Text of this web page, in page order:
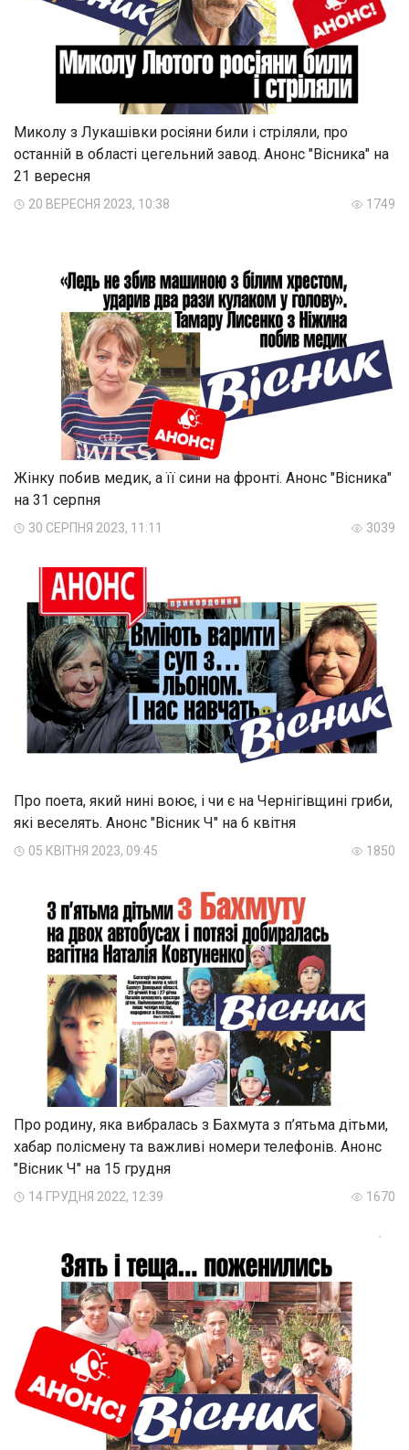
Миколу з Лукашівки росіяни били і стріляли, про
останній в області цегельний завод. Анонс "Вісника" на
21 вересня
20 ВЕРЕСНЯ 2023, 10:38 1749
Жінку побив медик, а її сини на фронті. Анонс "Вісника"
на 31 серпня
30 СЕРПНЯ 2023, 11:11 3039
Про поета, який нині воює, і чи є на Чернігівщині гриби,
які веселять. Анонс "Вісник Ч" на 6 квітня
05 КВІТНЯ 2023, 09:45 1850
Про родину, яка вибралась з Бахмута з п’ятьма дітьми,
хабар полісмену та важливі номери телефонів. Анонс
"Вісник Ч" на 15 грудня
14 ГРУДНЯ 2022, 12:39 1670